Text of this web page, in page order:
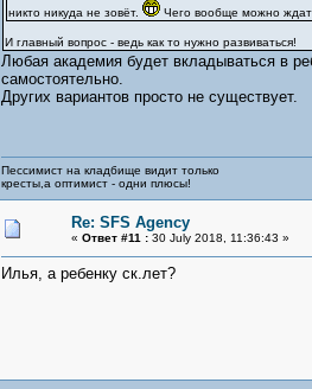
никто никуда не зовёт.
Чего вообще можно
И главный вопрос - ведь как то нужно развиваться!
Любая академия будет вкладываться в
самостоятельно.
Других вариантов просто не существует.
Пессимист на кладбище видит только
кресты,а оптимист - одни плюсы!
Re: SFS Agency
« Ответ #11 :30 July 2018, 11:36:43 »
Илья, а ребенку ск.лет?